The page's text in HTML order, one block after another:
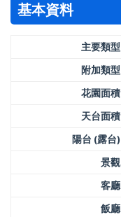
基本資料
主要類型
附加類型
花園面積
天台面積
陽台 (露台)
景觀
客廳
飯廳